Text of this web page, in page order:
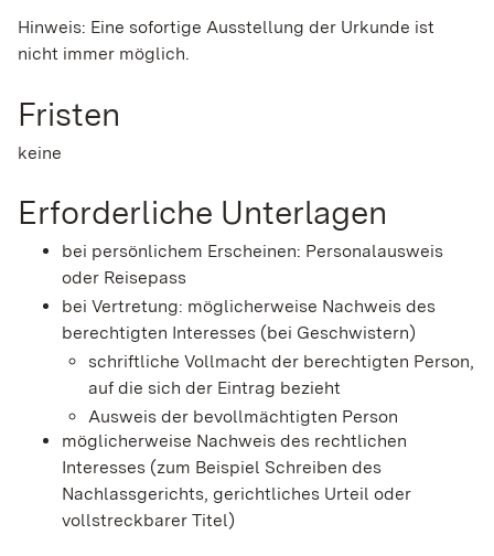
Hinweis: Eine sofortige Ausstellung der Urkunde ist
nicht immer möglich.
Fristen
keine
Erforderliche Unterlagen
bei persönlichem Erscheinen: Personalausweis
oder Reisepass
bei Vertretung: möglicherweise Nachweis des
berechtigten Interesses (bei Geschwistern)
schriftliche Vollmacht der berechtigten Person,
auf die sich der Eintrag bezieht
Ausweis der bevollmächtigten Person
möglicherweise Nachweis des rechtlichen
Interesses (zum Beispiel Schreiben des
Nachlassgerichts, gerichtliches Urteil oder
vollstreckbarer Titel)